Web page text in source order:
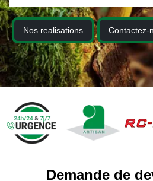
Nos realisations Contactez-
Demande de